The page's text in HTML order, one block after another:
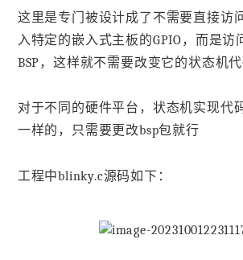
这里是专门被设计成了不需要直接访
入特定的嵌入式主板的GPIO，而是访
BSP，这样就不需要改变它的状态机代
对于不同的硬件平台，状态机实现代
一样的，只需要更改bsp包就行
工程中blinky.c源码如下：